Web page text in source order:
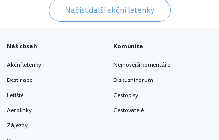
Načíst další akční letenky
Náš obsah
Akční letenky
Destinace
Letiště
Aerolinky
Zájezdy
Komunita
Nejnovější komentáře
Diskuzní fórum
Cestopisy
Cestovatelé